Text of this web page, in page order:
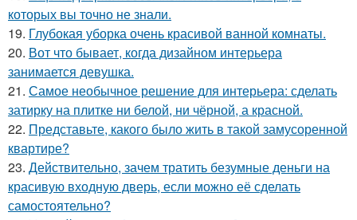
которых вы точно не знали.
19. Глубокая уборка очень красивой ванной комнаты.
20. Вот что бывает, когда дизайном интерьера
занимается девушка.
21. Самое необычное решение для интерьера: сделать
затирку на плитке ни белой, ни чёрной, а красной.
22. Представьте, какого было жить в такой замусоренной
квартире?
23. Действительно, зачем тратить безумные деньги на
красивую входную дверь, если можно её сделать
самостоятельно?